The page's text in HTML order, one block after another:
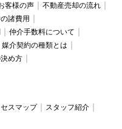
客様の声
不動産売却の流れ
諸費用
仲介手数料について
媒介契約の種類とは
め方
スマップ
スタッフ紹介